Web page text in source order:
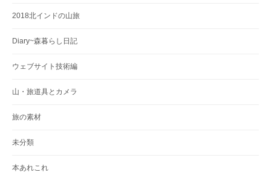
2018北インドの山旅
Diary~森暮らし日記
ウェブサイト技術編
山・旅道具とカメラ
旅の素材
未分類
本あれこれ